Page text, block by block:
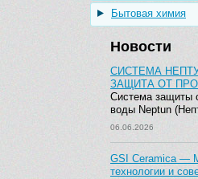
Бытовая химия
Новости
СИСТЕМА
ЗАЩИТА ОТ
Система защиты
воды Neptun
06.06.2026
GSI Ceramica —
технологии и